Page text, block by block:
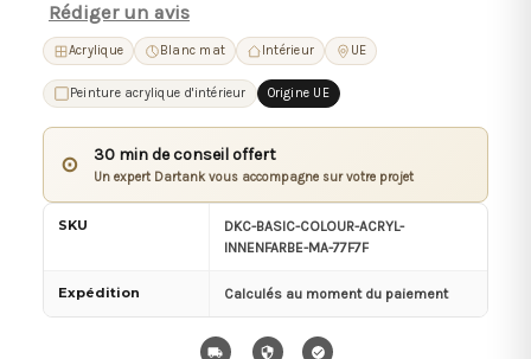
Rédiger un avis
Acrylique Blanc mat Intérieur UE
Peinture acrylique d'intérieur Origine UE
⊙ 30 min de conseil offert
Un expert Dartank vous accompagne sur votre projet
SKU
DKC-BASIC-COLOUR-ACRYL-
INNENFARBE-MA-77F7F
Expédition Calculés au moment du paiement